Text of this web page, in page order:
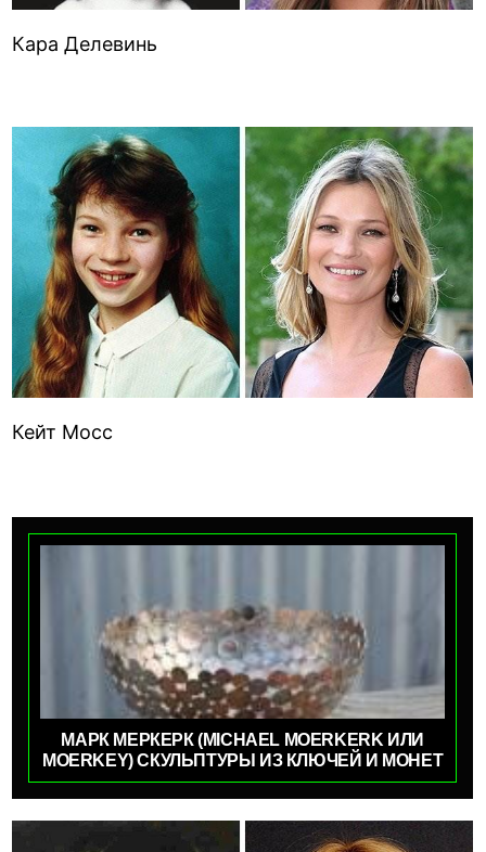
Кара Делевинь
Кейт Мосс
МАРК МЕРКЕРК (MICHAEL MOERKERK ИЛИ
MOERKEY) СКУЛЬПТУРЫ ИЗ КЛЮЧЕЙ И МОНЕТ